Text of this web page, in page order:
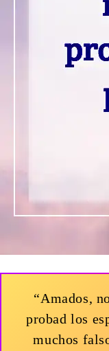
“Amados,
probad los
muchos